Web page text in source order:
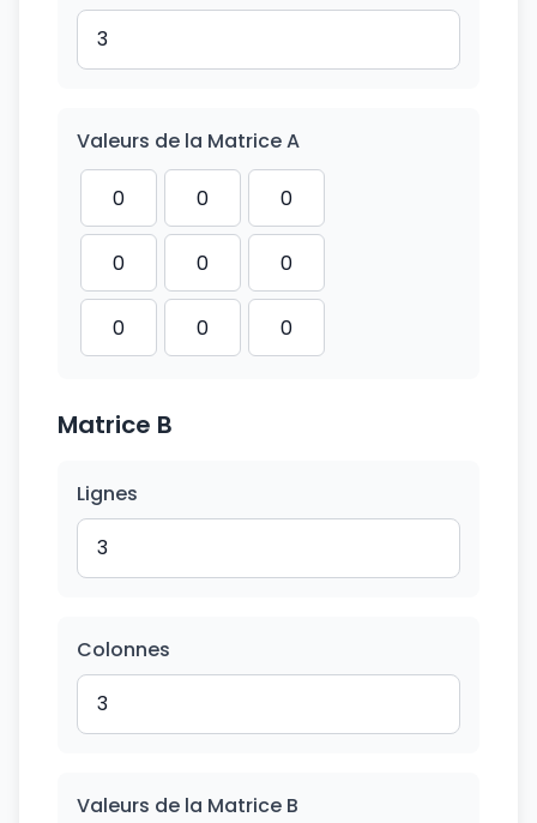
Valeurs de la Matrice A
Matrice B
Lignes
Colonnes
Valeurs de la Matrice B